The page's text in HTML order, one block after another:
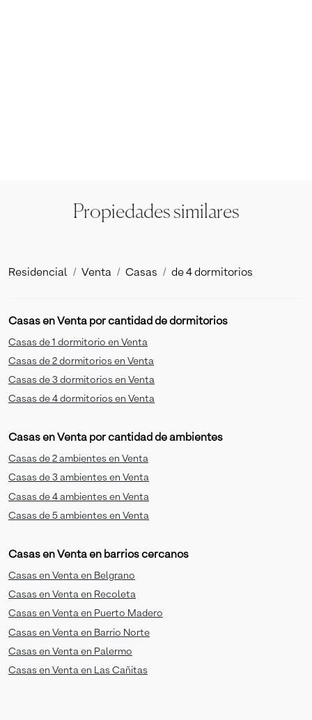
Propiedades similares
Residencial Venta Casas de 4 dormitorios
Casas en Venta por cantidad de dormitorios
Casas de 1 dormitorio en Venta
Casas de 2 dormitorios en Venta
Casas de 3 dormitorios en Venta
Casas de 4 dormitorios en Venta
Casas en Venta por cantidad de ambientes
Casas de 2 ambientes en Venta
Casas de 3 ambientes en Venta
Casas de 4 ambientes en Venta
Casas de 5 ambientes en Venta
Casas en Venta en barrios cercanos
Casas en Venta en Belgrano
Casas en Venta en Recoleta
Casas en Venta en Puerto Madero
Casas en Venta en Barrio Norte
Casas en Venta en Palermo
Casas en Venta en Las Cañitas